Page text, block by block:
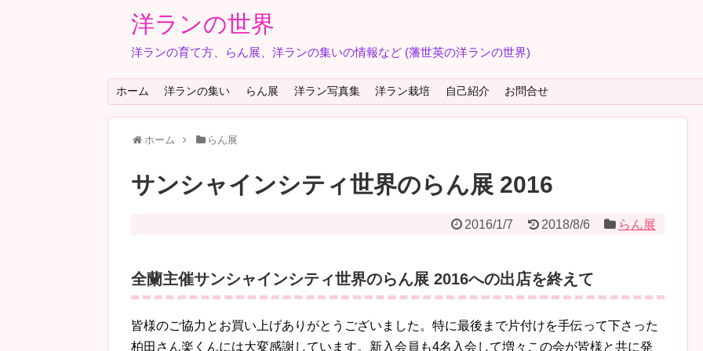
洋ランの世界
洋ランの育て方、らん展、洋ランの集いの情報など (藩世英の洋ランの世界)
ホーム 洋ランの集い らん展 洋ラン写真集 洋ラン栽培 自己紹介 お問合せ
ホーム らん展
サンシャインシティ世界のらん展 2016
2016/1/7 2018/8/6 らん展
全蘭主催サンシャインシティ世界のらん展 2016への出店を終えて
皆様のご協力とお買い上げありがとうございました。特に最後まで片付けを手伝って下さった
柏田さん楽くんには大変感謝しています。新入会員も4名入会して増々この会が皆様と共に発